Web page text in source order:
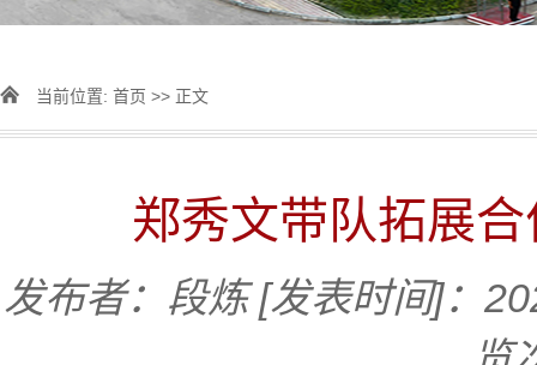
当前位置: 首页 >> 正文
郑秀文带队拓展
发布者：段炼 [发表时间]：